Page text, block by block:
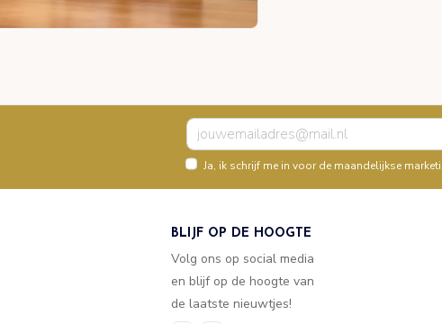
Ja, ik schrijf me in voor de maandelijkse
BLIJF OP DE HOOGTE
Volg ons op social media
en blijf op de hoogte van
de laatste nieuwtjes!